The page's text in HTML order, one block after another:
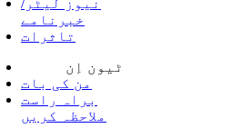
نیوز لیٹر/
خبرنامے
تاثرات
ٹیون اِن
من کی بات
براہ راست
ملاحظہ کریں